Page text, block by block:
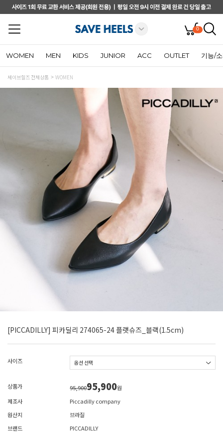
0
WOMEN MEN KIDS JUNIOR ACC OUTLET 기능/
세이브힐즈 전체상품 WOMEN
[PICCADILLY] 피카딜리 274065-24 플랫슈즈_블랙(1.5cm)
사이즈
상품가 95,90095,900원
제조사
Piccadilly company
원산지
브라질
브랜드
PICCADILLY